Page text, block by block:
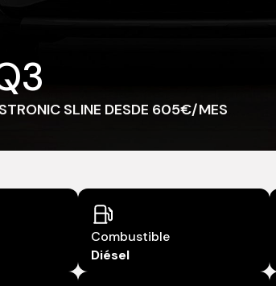
SLINE DESDE 605€/MES
Combustible
Diésel